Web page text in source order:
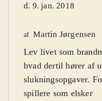
d. 9. jan. 2018
af Martin Jørgensen
Lev livet som
hvad dertil hører af
slukningsopgaver.
spillere som elsker